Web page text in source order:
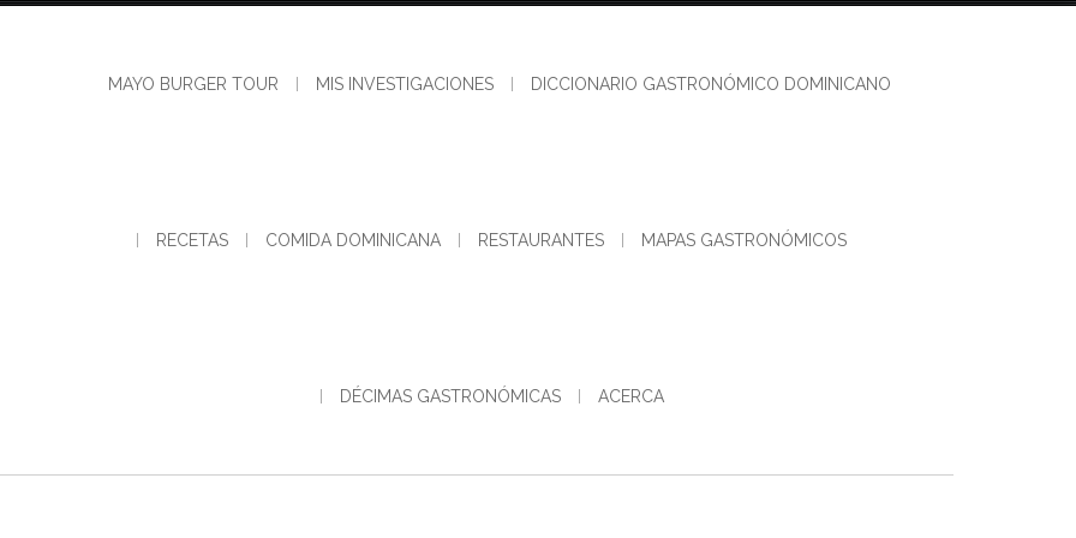
MAYO BURGER TOUR MIS INVESTIGACIONES DICCIONARIO GASTRONÓMICO DOMINICANO
RECETAS COMIDA DOMINICANA RESTAURANTES MAPAS GASTRONÓMICOS
DÉCIMAS GASTRONÓMICAS ACERCA